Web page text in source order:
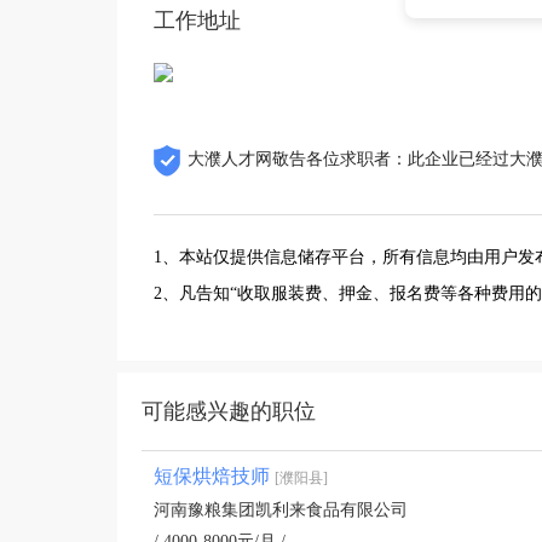
工作地址
大濮人才网敬告各位求职者：此企业已经过大
1、本站仅提供信息储存平台，所有信息均由用户
2、凡告知“收取服装费、押金、报名费等各种费用
可能感兴趣的职位
短保烘焙技师 [濮阳县]
河南豫粮集团凯利来食品有限公司